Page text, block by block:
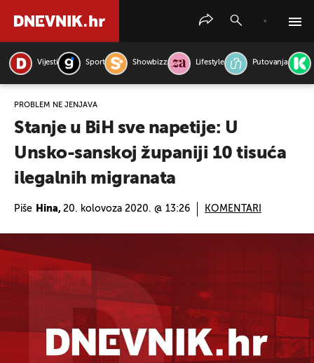
Vijesti Sport Showbizz Lifestyle Putovanja
PROBLEM NE JENJAVA
Stanje u BiH sve napetije: U
Unsko-sanskoj županiji 10 tisuća
ilegalnih migranata
Piše Hina, 20. kolovoza 2020. @ 13:26 KOMENTARI
PRETRAŽITE VIJESTI